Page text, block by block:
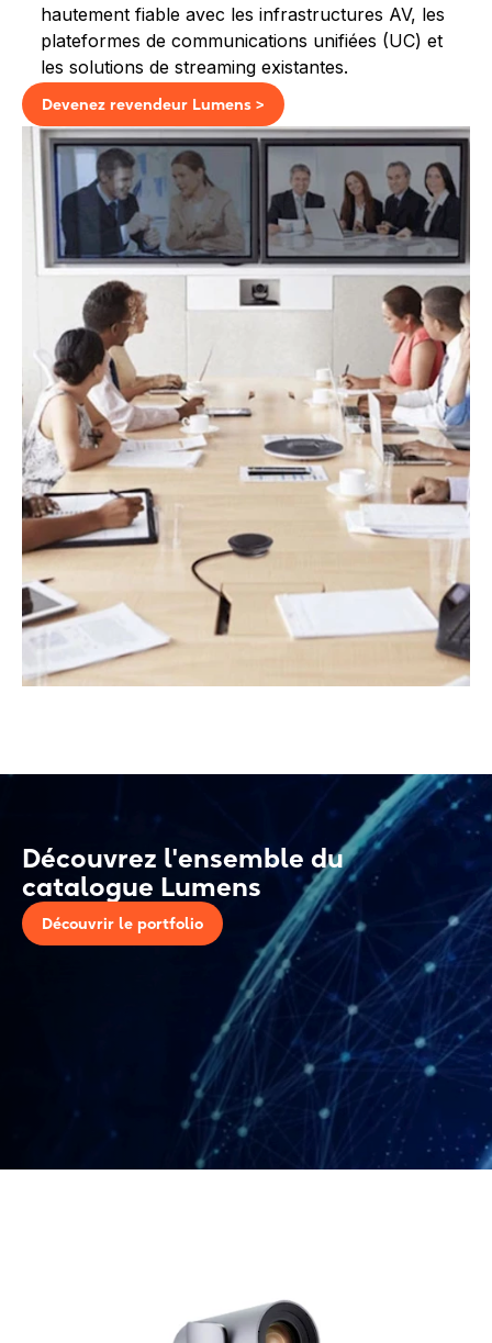
hautement fiable avec les infrastructures AV, les
plateformes de communications unifiées (UC) et
les solutions de streaming existantes.
Devenez revendeur Lumens >
Découvrez l'ensemble du
catalogue Lumens
Découvrir le portfolio